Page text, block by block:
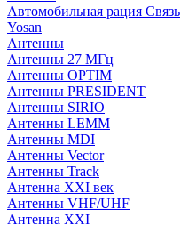
Автомобильная рация Связь
Yosan
Антенны
Антенны 27 МГц
Антенны OPTIM
Антенны PRESIDENT
Антенны SIRIO
Антенны LEMM
Антенны MDI
Антенны Vector
Антенны Track
Антенна XXI век
Антенны VHF/UHF
Антенна XXI